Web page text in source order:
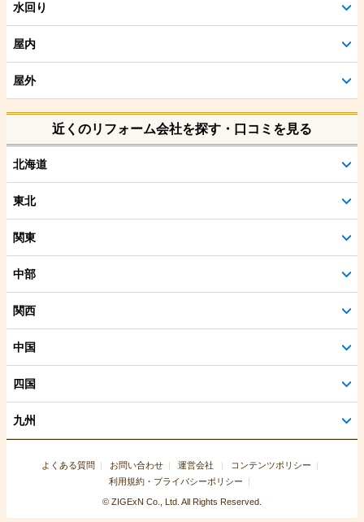
水回り
屋内
屋外
近くのリフォーム会社を探す・口コミを見る
北海道
東北
関東
中部
関西
中国
四国
九州
よくある質問 お問い合わせ 運営会社
コンテンツポリシー
利用規約・プライバシーポリシー
© ZIGExN Co., Ltd. All Rights Reserved.